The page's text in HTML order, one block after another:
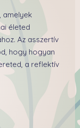
amelyek
életed
Az asszertív
hogy hogyan
a reflektív